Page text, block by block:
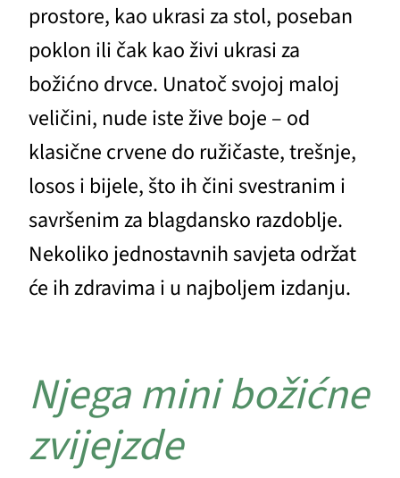
prostore, kao ukrasi za stol, poseban
poklon ili čak kao živi ukrasi za
božićno drvce. Unatoč svojoj maloj
veličini, nude iste žive boje – od
klasične crvene do ružičaste, trešnje,
losos i bijele, što ih čini svestranim i
savršenim za blagdansko razdoblje.
Nekoliko jednostavnih savjeta održat
će ih zdravima i u najboljem izdanju.
Njega mini božićne
zvijejzde